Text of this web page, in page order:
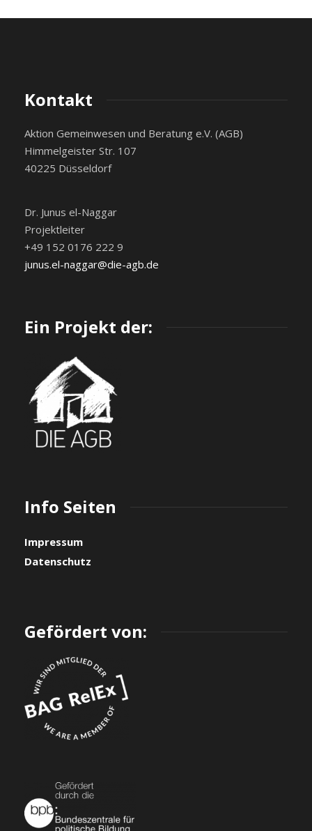
Kontakt
Aktion Gemeinwesen und Beratung e.V. (AGB)
Himmelgeister Str. 107
40225 Düsseldorf
Dr. Junus el-Naggar
Projektleiter
+49 152 0176 222 9
junus.el-naggar@die-agb.de
Ein Projekt der:
Info Seiten
Impressum
Datenschutz
Gefördert von: